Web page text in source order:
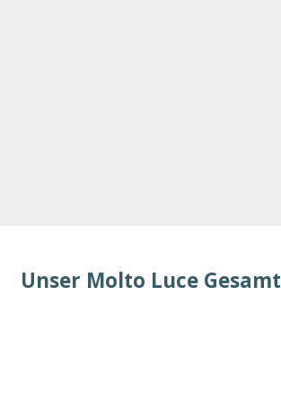
Unser Molto Luce